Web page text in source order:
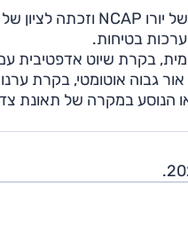
בקרת שיוט
גבוה אוטומטי, בקרת
במקרה של תאונת